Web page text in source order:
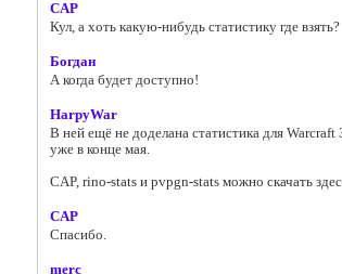
CAP
Кул, а хоть какую-нибудь статистику где взять?
Богдан
А когда будет доступно!
HarpyWar
В ней ещё не доделана статистика для
уже в конце мая.
CAP, rino-stats и pvpgn-stats можно скачать
CAP
Спасибо.
merc